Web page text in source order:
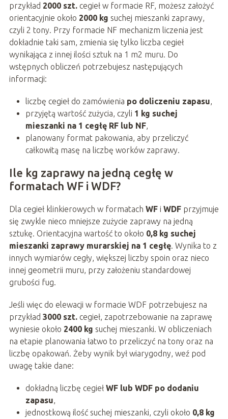
przykład 2000 szt.cegieł w formacie RF, możesz założyć
orientacyjnie około 2000 kg suchej mieszanki zaprawy,
czyli 2 tony. Przy formacie NF mechanizm liczenia jest
dokładnie taki sam, zmienia się tylko liczba cegieł
wynikająca z innej ilości sztuk na 1 m2 muru. Do
wstępnych obliczeń potrzebujesz następujących
informacji:
liczbę cegieł do zamówienia po doliczeniu zapasu
przyjętą wartość zużycia, czyli 1 kg suchej
mieszanki na 1 cegłę RF lub NF,
planowany format pakowania, aby przeliczyć
całkowitą masę na liczbę worków zaprawy.
Ile kg zaprawy na jedną cegłę w
formatach WF i WDF?
Dla cegieł klinkierowych w formatach WFi WDFprzyjmuje
się zwykle nieco mniejsze zużycie zaprawy na jedną
sztukę. Orientacyjna wartość to około 0,8 kg suchej
mieszanki zaprawy murarskiej na 1 cegłę. Wynika to z
innych wymiarów cegły, większej liczby spoin oraz nieco
innej geometrii muru, przy założeniu standardowej
grubości fug.
Jeśli więc do elewacji w formacie WDF potrzebujesz na
przykład 3000 szt.cegieł, zapotrzebowanie na zaprawę
wyniesie około 2400 kg suchej mieszanki. W obliczeniach
na etapie planowania łatwo to przeliczyć na tony oraz na
liczbę opakowań. Żeby wynik był wiarygodny, weź pod
uwagę takie dane:
dokładną liczbę cegieł WF lub WDF po dodaniu
zapasu
jednostkową ilość suchej mieszanki, czyli około 0,8 kg